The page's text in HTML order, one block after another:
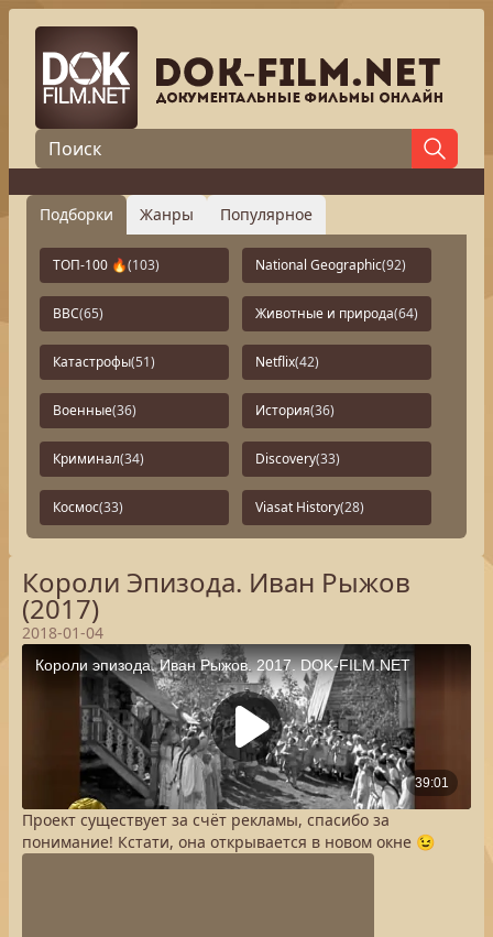
Подборки Жанры Популярное
ТОП-100 🔥(103) National Geographic(92)
BBC(65) Животные и природа(64)
Катастрофы(51) Netflix(42)
Военные(36) История(36)
Криминал(34) Discovery(33)
Космос(33) Viasat History(28)
Короли Эпизода. Иван Рыжов
(2017)
2018-01-04
Проект существует за счёт рекламы, спасибо за
понимание! Кстати, она открывается в новом окне 😉